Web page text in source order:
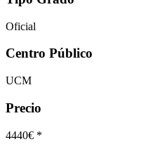
Oficial
Centro Público
UCM
Precio
4440€ *